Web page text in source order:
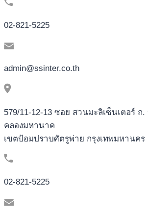
02-821-5225
admin@ssinter.co.th
579/11-12-13 ซอย สวนมะลิเซ็นเตอร์ ถ.
คลองมหานาค
เขตป้อมปราบศัตรูพ่าย กรุงเทพมหานคร
02-821-5225